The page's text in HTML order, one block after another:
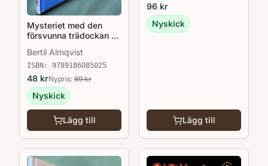
Mysteriet med den
försvunna trädockan -
Bertil Almqvist
ISBN: 9789186085025
48 krNypris: 69kr
Nyskick
Lägg till
96 kr
Nyskick
Lägg till